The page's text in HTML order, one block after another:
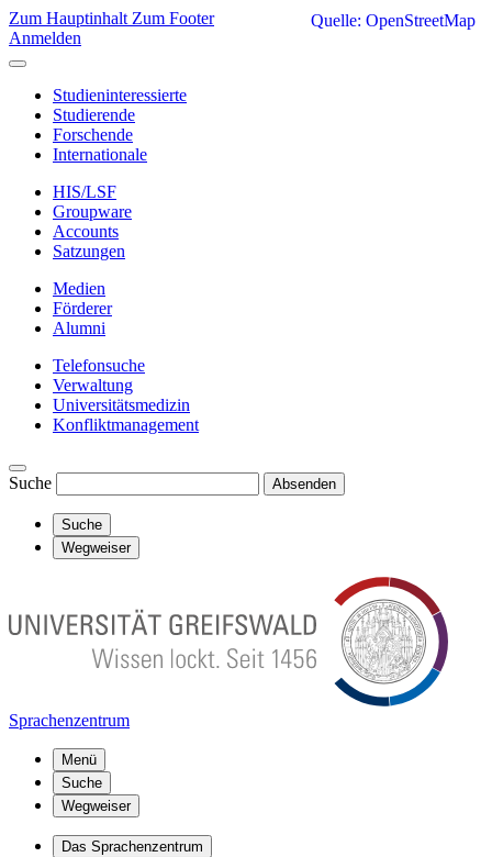
Zum Hauptinhalt Zum Footer
Anmelden
Studieninteressierte
Studierende
Forschende
Internationale
HIS/LSF
Groupware
Accounts
Satzungen
Medien
Förderer
Alumni
Telefonsuche
Verwaltung
Universitätsmedizin
Konfliktmanagement
Suche Absenden
Suche
Wegweiser
Sprachenzentrum
Menü
Suche
Wegweiser
Das Sprachenzentrum
Quelle: OpenStreetMap